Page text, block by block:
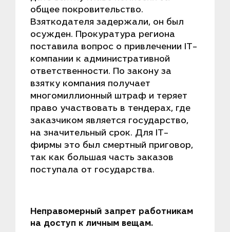
общее покровительство.
Взяткодателя задержали, он был
осужден. Прокуратура региона
поставила вопрос о привлечении IT-
компании к административной
ответственности. По закону за
взятку компания получает
многомиллионный штраф и теряет
право участвовать в тендерах, где
заказчиком является государство,
на значительный срок. Для IT-
фирмы это был смертный приговор,
так как большая часть заказов
поступала от государства.
Неправомерный запрет работникам
на доступ к личным вещам.